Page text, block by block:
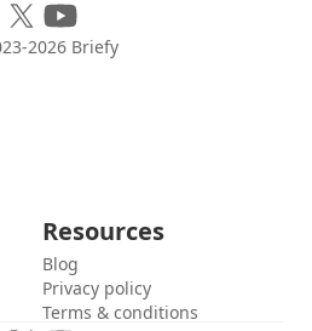
2026 Briefy
Resources
Blog
Privacy policy
Terms & conditions